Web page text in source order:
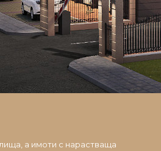
а имоти с нарастваща